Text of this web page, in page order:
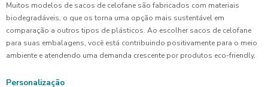
Muitos modelos de sacos de celofane são fabricados com materiais
biodegradáveis, o que os torna uma opção mais sustentável em
comparação a outros tipos de plásticos. Ao escolher sacos de celofane
para suas embalagens, você está contribuindo positivamente para o meio
ambiente e atendendo uma demanda crescente por produtos eco-friendly.
Personalização